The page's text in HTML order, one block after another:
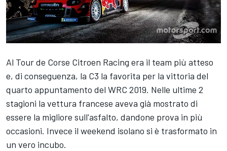
Al Tour de Corse Citroen Racing era il team più atteso
e, di conseguenza, la C3 la favorita per la vittoria del
quarto appuntamento del WRC 2019. Nelle ultime 2
stagioni la vettura francese aveva già mostrato di
essere la migliore sull'asfalto, dandone prova in più
occasioni. Invece il weekend isolano si è trasformato in
un vero incubo.